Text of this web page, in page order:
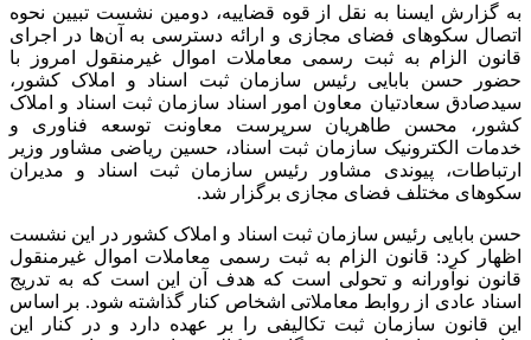
به گزارش ایسنا به نقل از قوه قضاییه، دومین نشست تبیین نحوه
اتصال سکوهای فضای مجازی و ارائه دسترسی به آن‌ها در اجرای
قانون الزام به ثبت رسمی معاملات اموال غیرمنقول امروز با
حضور حسن بابایی رئیس سازمان ثبت اسناد و املاک کشور،
سیدصادق سعادتیان معاون امور اسناد سازمان ثبت اسناد و املاک
کشور، محسن طاهریان سرپرست معاونت توسعه فناوری و
خدمات الکترونیک سازمان ثبت اسناد، حسین ریاضی مشاور وزیر
ارتباطات، پیوندی مشاور رئیس سازمان ثبت اسناد و مدیران
سکوهای مختلف فضای مجازی برگزار شد.
حسن بابایی رئیس سازمان ثبت اسناد و املاک کشور در این نشست
اظهار کرد: قانون الزام به ثبت رسمی معاملات اموال غیرمنقول
قانون نوآورانه و تحولی است که هدف آن این است که به تدریج
اسناد عادی از روابط معاملاتی اشخاص کنار گذاشته شود. بر اساس
این قانون سازمان ثبت تکالیفی را بر عهده دارد و در کنار این